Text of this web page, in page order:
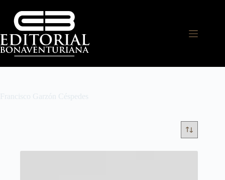
Francisco Garzón Céspedes